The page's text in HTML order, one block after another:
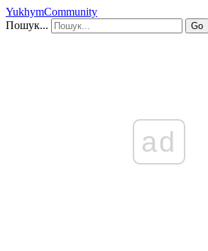
YukhymCommunity
Пошук...
Go
ad